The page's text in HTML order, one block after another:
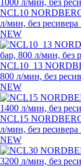
NCL10
л/мин, без ресивера
NEW
NCL10_13
800 л/мин, без
NEW
NCL15
л/мин, без ресивера
NEW